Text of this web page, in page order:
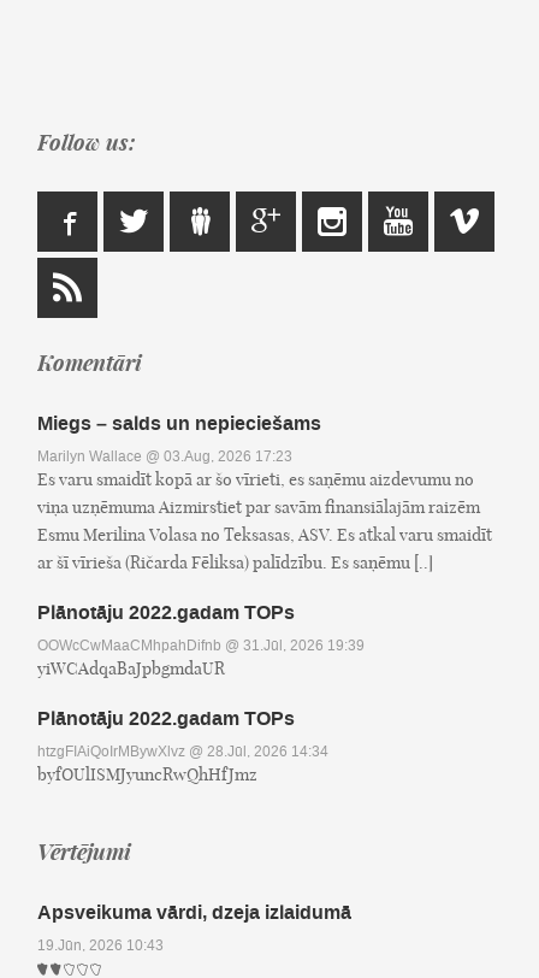
Follow us:
Komentāri
Miegs – salds un nepieciešams
Marilyn Wallace @ 03.Aug, 2026 17:23
Es varu smaidīt kopā ar šo vīrieti, es saņēmu aizdevumu no
viņa uzņēmuma Aizmirstiet par savām finansiālajām raizēm
Esmu Merilina Volasa no Teksasas, ASV. Es atkal varu smaidīt
ar šī vīrieša (Ričarda Fēliksa) palīdzību. Es saņēmu [..]
Plānotāju 2022.gadam TOPs
OOWcCwMaaCMhpahDifnb @ 31.Jūl, 2026 19:39
yiWCAdqaBaJpbgmdaUR
Plānotāju 2022.gadam TOPs
htzgFIAiQoIrMBywXlvz @ 28.Jūl, 2026 14:34
byfOUlISMJyuncRwQhHfJmz
Vērtējumi
Apsveikuma vārdi, dzeja izlaidumā
19.Jūn, 2026 10:43